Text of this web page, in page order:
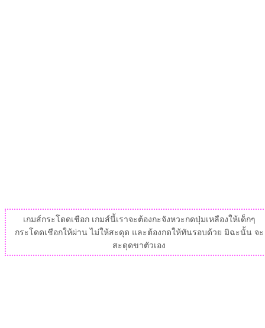
เกมส์กระโดดเชือก เกมส์นี้เราจะต้องกะจังหวะกดปุ่มเหลืองให้เด็กๆ
กระโดดเชือกให้ผ่าน ไม่ให้สะดุด และต้องกดให้ทันรอบด้วย มิฉะนั้น จะ
สะดุดขาตัวเอง